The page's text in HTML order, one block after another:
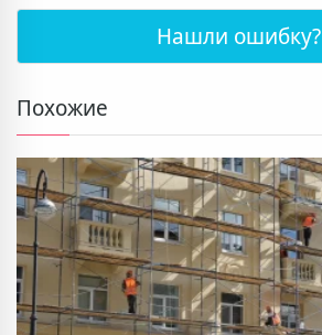
Нашли ошибку?
Похожие